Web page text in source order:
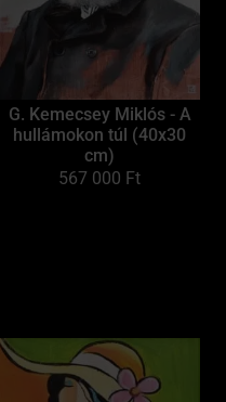
G. Kemecsey Miklós - A
hullámokon túl (40x30
cm)
567 000 Ft